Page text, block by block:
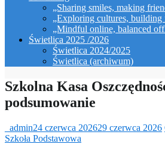
„Sharing smiles, making
„Exploring cultures, building
„Mindful online, balanced
Świetlica 2025 /2026
Świetlica 2024/2025
Świetlica (archiwum)
Szkolna Kasa
podsumowanie
_admin24 czerwca 202629 czerwca 2026
Szkoła Podstawowa